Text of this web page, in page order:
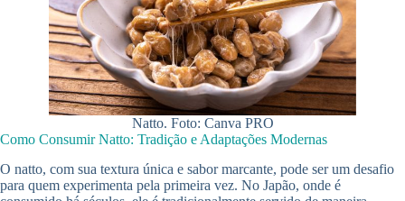
Natto. Foto: Canva PRO
Como Consumir Natto: Tradição e Adaptações Modernas
O natto, com sua textura única e sabor marcante, pode ser um desafio
para quem experimenta pela primeira vez. No Japão, onde é